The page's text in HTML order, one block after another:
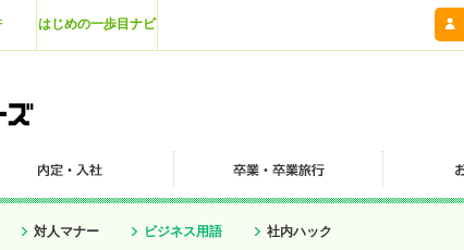
はじめの一歩目ナビ
対人マナー ビジネス用語 社内ハック